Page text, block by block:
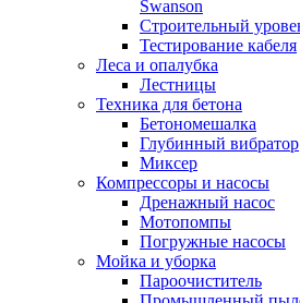
Swanson
Строительный
Тестирование кабеля
Леса и опалубка
Лестницы
Техника для бетона
Бетономешалка
Глубинный вибратор
Миксер
Компрессоры и насосы
Дренажный насос
Мотопомпы
Погружные насосы
Мойка и уборка
Пароочиститель